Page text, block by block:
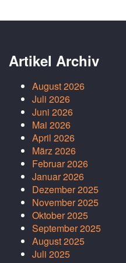
Artikel Archiv
August 2026
Juli 2026
Juni 2026
Mai 2026
April 2026
März 2026
Februar 2026
Januar 2026
Dezember 2025
November 2025
Oktober 2025
September 2025
August 2025
Juli 2025